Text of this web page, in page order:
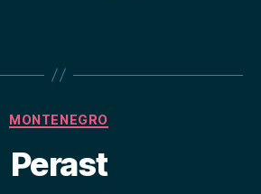
Kategorier
MONTENEGRO
Perast